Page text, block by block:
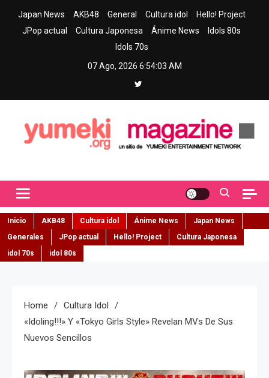
Japan News AKB48 General Cultura idol
Hello! Project
JPop actual
Cultura Japonesa Ánime News
Idols 80s
Idols 70s
07 Ago, 2026 6:54:04 AM
Inicio AKB48 Cultura idol Ánime News
Japan News
Generales
JPop actual Hello! Project
Cultura Japonesa
idol 70s
idol 80s
Home
Cultura Idol
«Idoling!!!» Y «Tokyo Girls Style» Revelan MVs De Sus
Nuevos Sencillos